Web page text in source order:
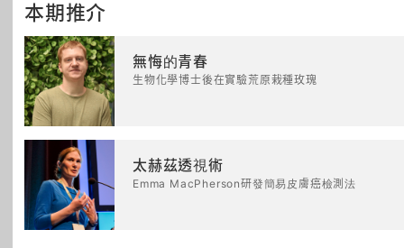
本期推介
無悔的青春
生物化學博士後在實驗荒原栽種玫瑰
太赫茲透視術
Emma MacPherson研發簡易皮膚癌檢測法